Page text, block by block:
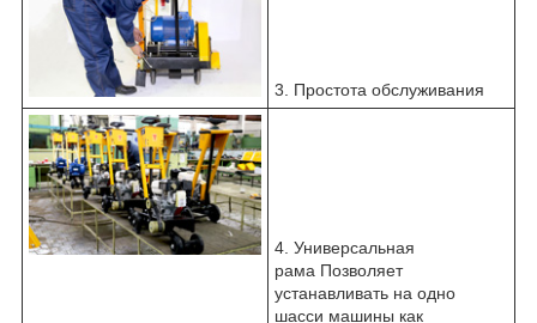
3. Простота обслуживания
4. Универсальная
рама Позволяет
устанавливать на одно
шасси машины как